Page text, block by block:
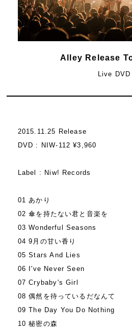
Alley Release
Live DVD
2015.11.25 Release
DVD : NIW-112 ¥3,960
Label : Niw! Records
01 あかり
02 傘を持たない君と音楽を
03 Wonderful Seasons
04 9月の甘い香り
05 Stars And Lies
06 I've Never Seen
07 Crybaby's Girl
08 偶然を待っているだなんて
09 The Day You Do Nothing
10 秘密の森